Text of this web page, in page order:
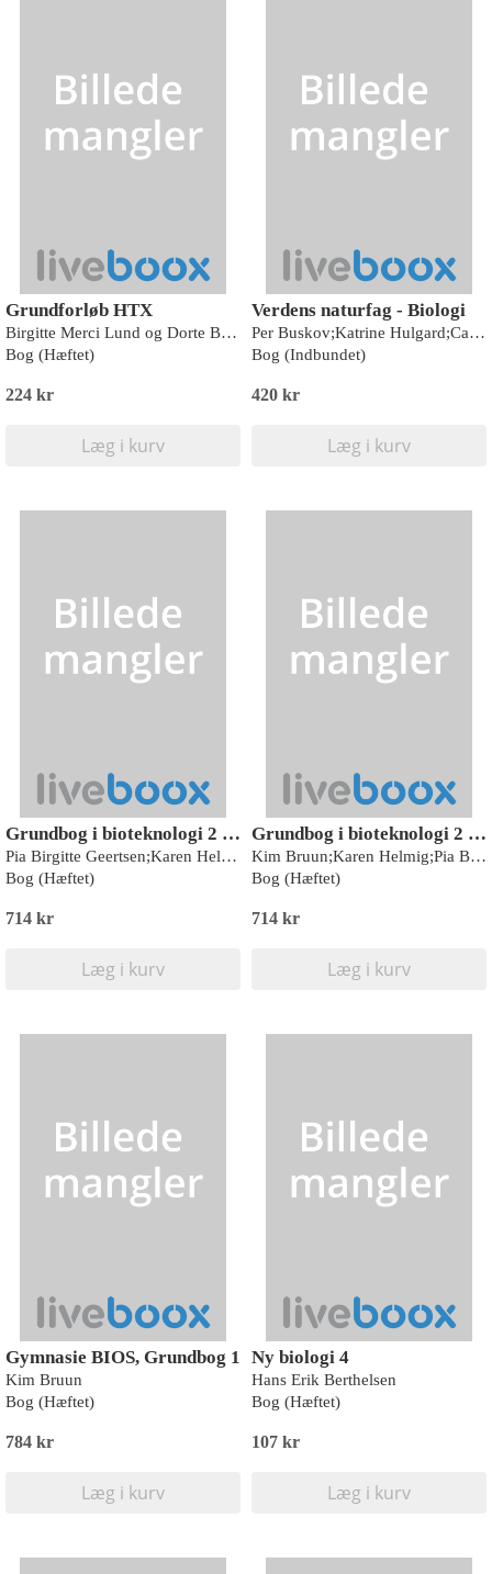
Grundforløb HTX
Birgitte Merci Lund og Dorte Blicher Møller
Bog (Hæftet)
224 kr
Læg i kurv
Verdens naturfag - Biologi
Per Buskov;Katrine Hulgard;Caroline Vandt Madsen
Bog (Indbundet)
420 kr
Læg i kurv
Grundbog i bioteknologi 2 - HTX
Pia Birgitte Geertsen;Karen Helmig
Bog (Hæftet)
714 kr
Læg i kurv
Grundbog i bioteknologi 2 - STX - 2. udgave
Kim Bruun;Karen Helmig;Pia Birgitte Geertsen
Bog (Hæftet)
714 kr
Læg i kurv
Gymnasie BIOS, Grundbog 1
Kim Bruun
Bog (Hæftet)
784 kr
Læg i kurv
Ny biologi 4
Hans Erik Berthelsen
Bog (Hæftet)
107 kr
Læg i kurv